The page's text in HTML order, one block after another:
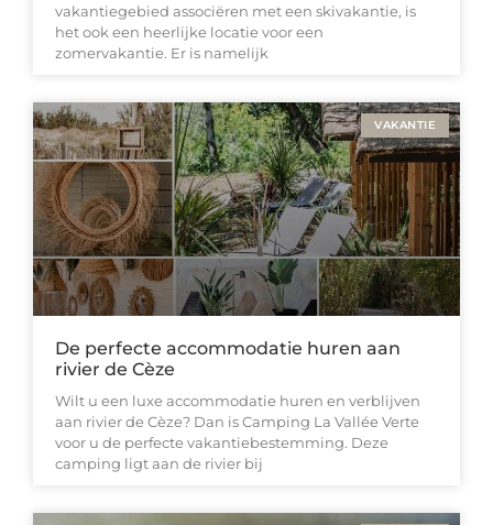
vakantiegebied associëren met een skivakantie, is
het ook een heerlijke locatie voor een
zomervakantie. Er is namelijk
VAKANTIE
De perfecte accommodatie huren aan
rivier de Cèze
Wilt u een luxe accommodatie huren en verblijven
aan rivier de Cèze? Dan is Camping La Vallée Verte
voor u de perfecte vakantiebestemming. Deze
camping ligt aan de rivier bij